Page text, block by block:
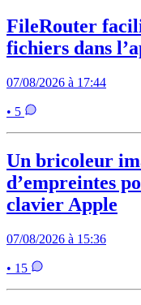
FileRouter
fichiers dans
07/08/2026 à 17:44
• 5
Un bricoleur
d’empreintes
clavier Apple
07/08/2026 à 15:36
• 15